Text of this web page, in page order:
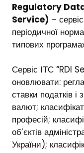
Regulatory
Service) –
періодичної
типових
Сервіс ІТС “RDI
оновлювати:
ставки податків і
валют;
професій;
об’єктів
України);